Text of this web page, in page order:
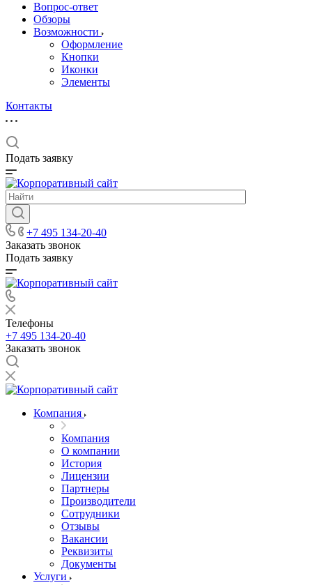
Вопрос-ответ
Обзоры
Возможности
Оформление
Кнопки
Иконки
Элементы
Контакты
Подать заявку
+7 495 134-20-40
Заказать звонок
Подать заявку
Телефоны
+7 495 134-20-40
Заказать звонок
Компания
Компания
О компании
История
Лицензии
Партнеры
Производители
Сотрудники
Отзывы
Вакансии
Реквизиты
Документы
Услуги